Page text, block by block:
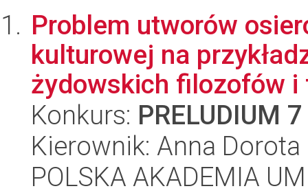
Problem utworów
kulturowej na
żydowskich filozofów i
Konkurs: PRELUDIUM 7
Kierownik: Anna
POLSKA AKADEMIA